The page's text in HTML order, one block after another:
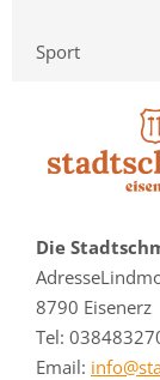
Sport
Die
8790 Eisenerz
Tel:
Email: